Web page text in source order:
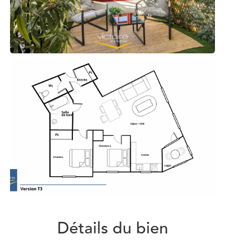
Détails du bien